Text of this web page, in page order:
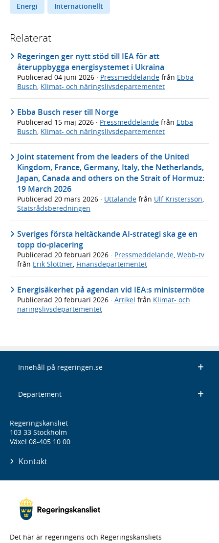
Energi
Internationellt
Relaterat
Regeringen ger nytt stöd till IEA för att
återuppbygga energisystemet i Ukraina
Publicerad 04 juni 2026 · Pressmeddelande från Ebba
Busch, Klimat- och näringslivsdepartementet
Ebba Busch reser till Norge
Publicerad 15 maj 2026 · Pressmeddelande från Ebba
Busch, Klimat- och näringslivsdepartementet
Joint statement from the leaders of the United
Kingdom, France, Germany, Italy, the Netherlands,
Japan, Canada and others on the Strait of Hormuz:
19 March 2026
Publicerad 20 mars 2026 · Uttalande från Ulf Kristersson,
Statsrådsberedningen
Sveriges första heltäckande AI-strategi ska ge en
topp tio-placering
Publicerad 20 februari 2026 · Pressmeddelande, Webb-tv
från Erik Slottner, Finansdepartementet
Energisäkerhet på agendan vid IEA:s ministermöte
Publicerad 20 februari 2026 · Artikel från Klimat- och
näringslivsdepartementet
Innehåll på regeringen.se
Departement
Regeringskansliet
103 33 Stockholm
Växel 08-405 10 00
Kontakt
Det här är regeringens och Regeringskansliets